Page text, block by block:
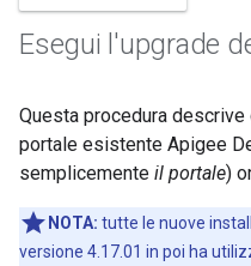
Esegui l'upgrade
Questa procedura
portale esistente Apigee
semplicemente il portale)
NOTA: tutte le nuove
versione 4.17.01 in poi ha